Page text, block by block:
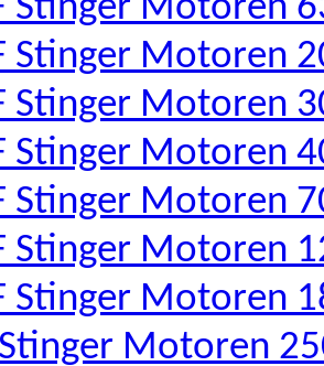
Stinger Motoren
Stinger Motoren
Stinger Motoren
Stinger Motoren
Stinger Motoren
Stinger Motoren
Stinger Motoren
Motoren